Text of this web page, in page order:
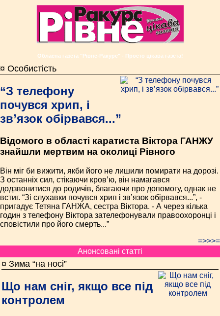
Обласна газета "Рівне-Ракурс" - Просто цікава газета!
¤ Особистість
“З телефону
почувся хрип, і
зв’язок обірвався...”
Відомого в області каратиста Віктора ГАНЖУ
знайшли мертвим на околиці Рівного
Він міг би вижити, якби його не лишили помирати на дорозі.
З останніх сил, стікаючи кров’ю, він намагався
додзвонитися до родичів, благаючи про допомогу, однак не
встиг. “Зі слухавки почувся хрип і зв’язок обірвався...”, -
пригадує Тетяна ГАНЖА, сестра Віктора. - А через кілька
годин з телефону Віктора зателефонували правоохоронці і
сповістили про його смерть...”
=>>>=
Анонсовані статті
¤ Зима “на носі”
Що нам сніг, якщо все під
контролем